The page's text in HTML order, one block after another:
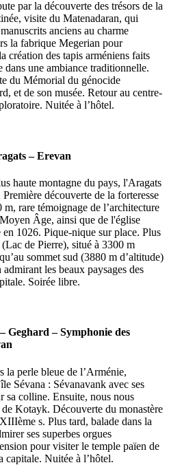
par la découverte des trésors de la
visite du Matenadaran, qui
anciens au charme
la fabrique Megerian pour
création des tapis arméniens faits
dans une ambiance traditionnelle.
du Mémorial du génocide
et de son musée. Retour au centre-
Nuitée à l’hôtel.
– Erevan
haute montagne du pays, l'Aragats
découverte de la forteresse
rare témoignage de l’architecture
Âge, ainsi que de l'église
en 1026. Pique-nique sur place. Plus
de Pierre), situé à 3300 m
sommet sud (3880 m d’altitude)
les beaux paysages des
Soirée libre.
Geghard – Symphonie des
la perle bleue de l’Arménie,
Sévana : Sévanavank avec ses
sa colline. Ensuite, nous nous
Kotayk. Découverte du monastère
s. Plus tard, balade dans la
ses superbes orgues
pour visiter le temple païen de
capitale. Nuitée à l’hôtel.